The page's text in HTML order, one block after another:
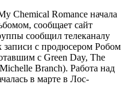
Chemical Romance начала
сообщает сайт
сообщил телеканалу
с продюсером Робом
с Green Day, The
Branch). Работа над
в марте в Лос-